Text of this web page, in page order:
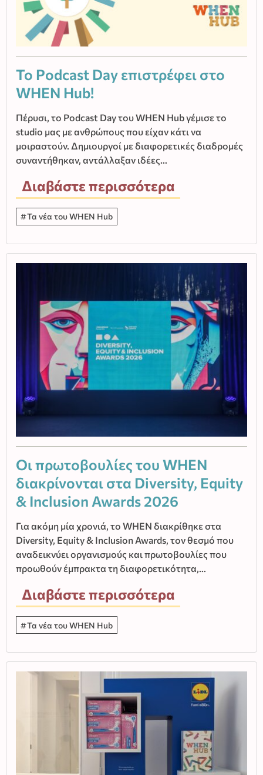
Το Podcast Day επιστρέφει στο
WHEN Hub!
Πέρυσι, το Podcast Day του WHEN Hub γέμισε το
studio μας με ανθρώπους που είχαν κάτι να
μοιραστούν. Δημιουργοί με διαφορετικές διαδρομές
συναντήθηκαν, αντάλλαξαν ιδέες…
Διαβάστε περισσότερα
Τα νέα του WHEN Hub
Οι πρωτοβουλίες του WHEN
διακρίνονται στα Diversity, Equity
& Inclusion Awards 2026
Για ακόμη μία χρονιά, το WHEN διακρίθηκε στα
Diversity, Equity & Inclusion Awards, τον θεσμό που
αναδεικνύει οργανισμούς και πρωτοβουλίες που
προωθούν έμπρακτα τη διαφορετικότητα,…
Διαβάστε περισσότερα
Τα νέα του WHEN Hub